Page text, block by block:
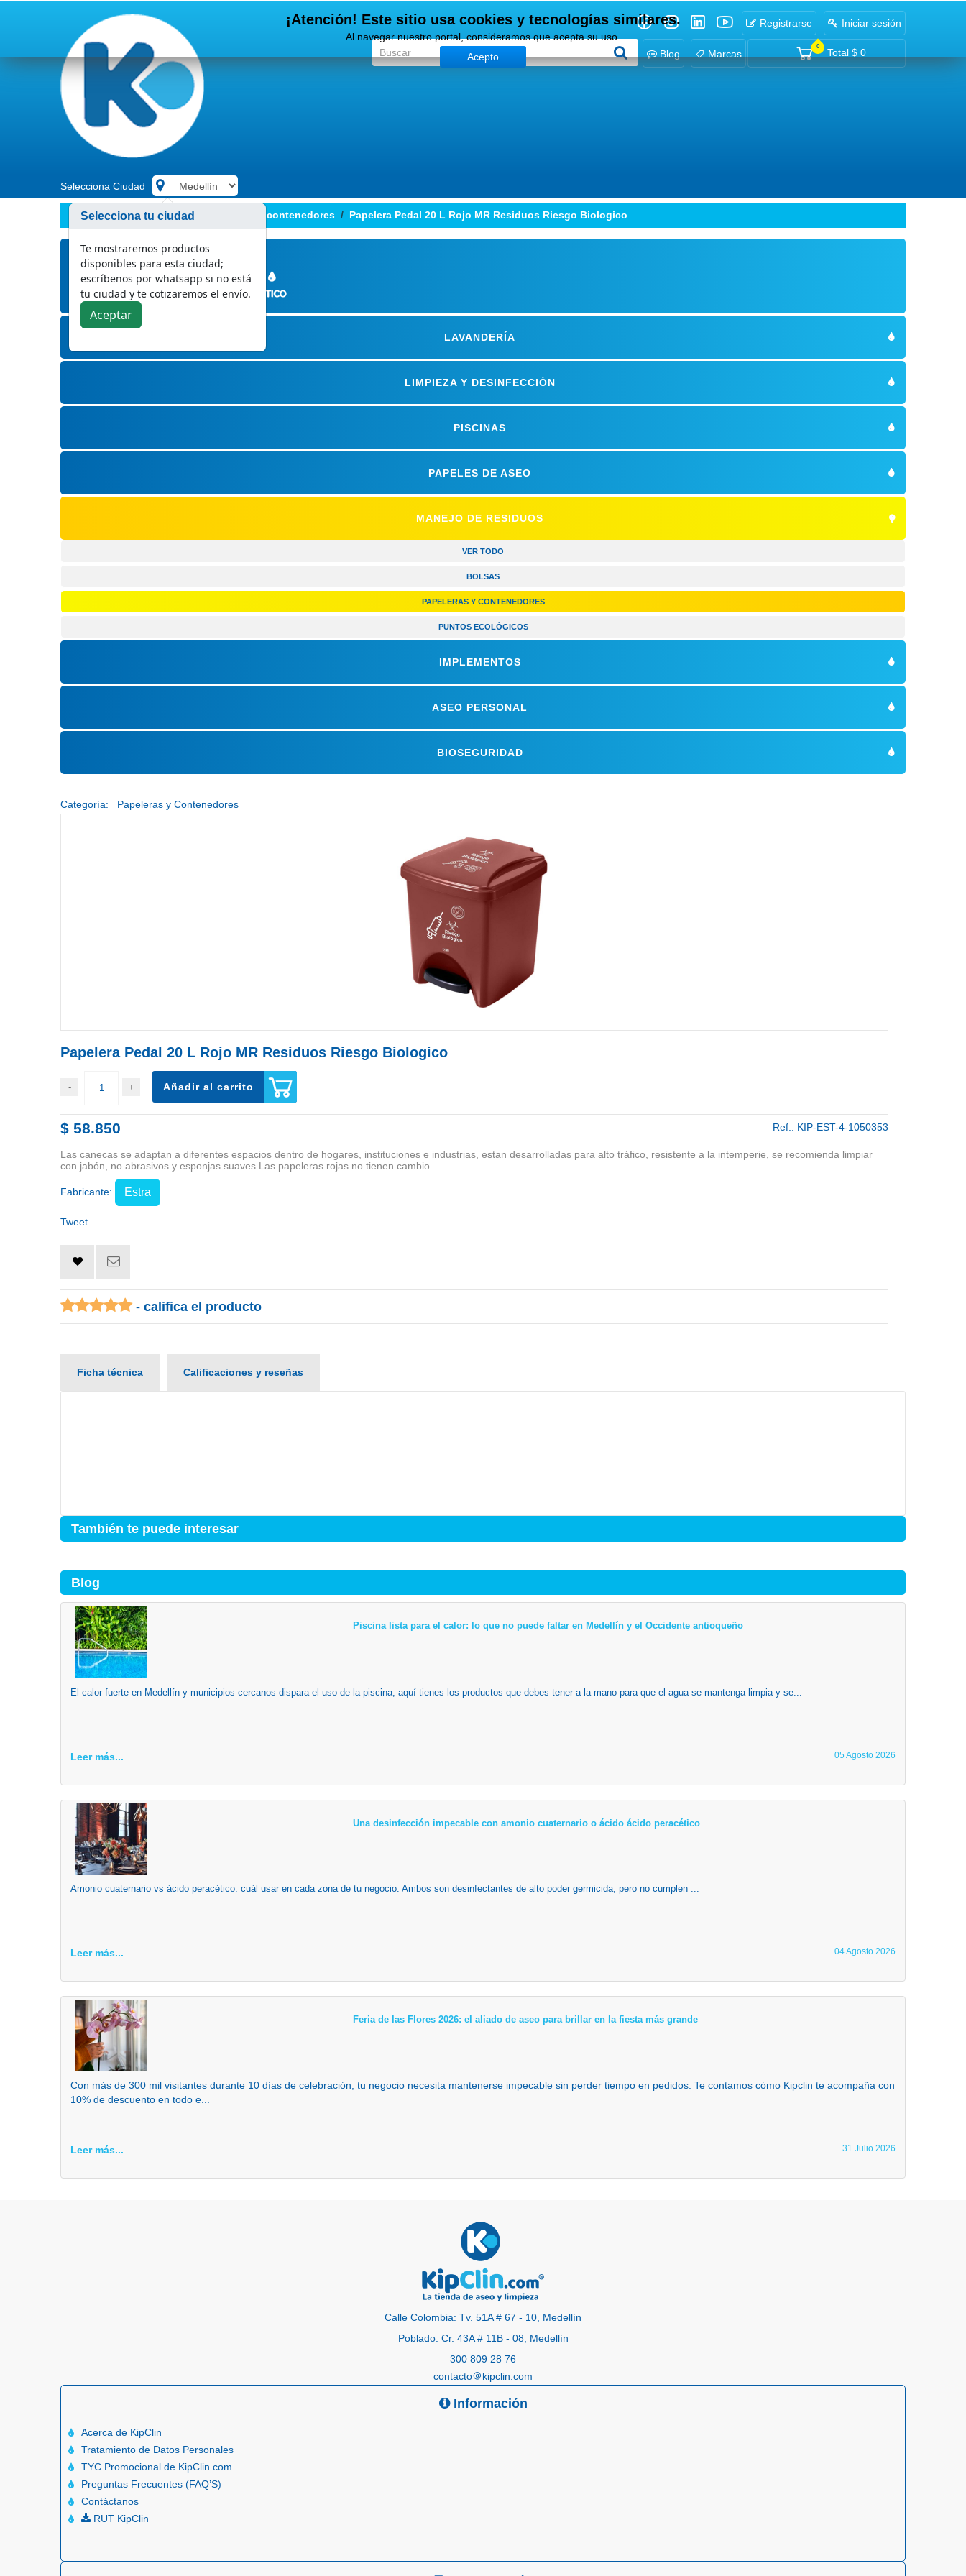
Registrarse Iniciar sesión
0
Total $ 0
Blog Marcas
Selecciona Ciudad
Manejo de residuos Papeleras y contenedores Papelera Pedal 20 L Rojo MR Residuos Riesgo Biologico
LAVANDERÍA
LIMPIEZA Y DESINFECCIÓN
PISCINAS
PAPELES DE ASEO
MANEJO DE RESIDUOS
VER TODO
BOLSAS
PAPELERAS Y CONTENEDORES
PUNTOS ECOLÓGICOS
IMPLEMENTOS
ASEO PERSONAL
BIOSEGURIDAD
Categoría: Papeleras y Contenedores
Papelera Pedal 20 L Rojo MR Residuos Riesgo Biologico
Añadir al carrito
$ 58.850 Ref.: KIP-EST-4-1050353
Las canecas se adaptan a diferentes espacios dentro de hogares, instituciones e industrias, estan desarrolladas para alto tráfico, resistente a la intemperie, se recomienda limpiar
con jabón, no abrasivos y esponjas suaves.Las papeleras rojas no tienen cambio
Fabricante: Estra
Tweet
- califica el producto
Ficha técnica Calificaciones y reseñas
También te puede interesar
¡Atención! Este sitio usa cookies y tecnologías similares.
Al navegar nuestro portal, consideramos que acepta su uso.
Acepto
Blog
Piscina lista para el calor: lo que no puede faltar en Medellín y el Occidente antioqueño
El calor fuerte en Medellín y municipios cercanos dispara el uso de la piscina; aquí tienes los productos que debes tener a la mano para que el agua se mantenga limpia y se...
Leer más... 05 Agosto 2026
Una desinfección impecable con amonio cuaternario o ácido ácido peracético
Amonio cuaternario vs ácido peracético: cuál usar en cada zona de tu negocio. Ambos son desinfectantes de alto poder germicida, pero no cumplen ...
Leer más... 04 Agosto 2026
Feria de las Flores 2026: el aliado de aseo para brillar en la fiesta más grande
Con más de 300 mil visitantes durante 10 días de celebración, tu negocio necesita mantenerse impecable sin perder tiempo en pedidos. Te contamos cómo Kipclin te acompaña con
10% de descuento en todo e...
Leer más... 31 Julio 2026
Calle Colombia: Tv. 51A # 67 - 10, Medellín
Poblado: Cr. 43A # 11B - 08, Medellín
300 809 28 76
contacto
kipclin.com
Información
Acerca de KipClin
Tratamiento de Datos Personales
TYC Promocional de KipClin.com
Preguntas Frecuentes (FAQ’S)
Contáctanos
RUT KipClin
Selecciona tu ciudad
Te mostraremos productos
disponibles para esta ciudad;
escríbenos por whatsapp si no está
tu ciudad y te cotizaremos el envío.
Aceptar